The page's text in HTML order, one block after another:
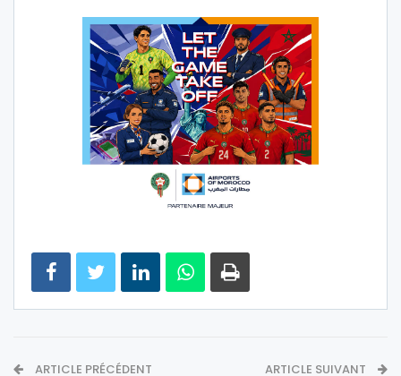
ARTICLE PRÉCÉDENT ARTICLE SUIVANT